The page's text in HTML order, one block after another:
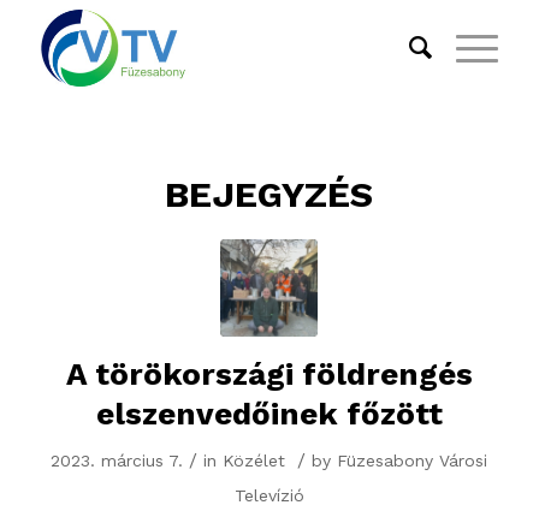
BEJEGYZÉS
A törökországi földrengés
elszenvedőinek főzött
2023. március 7. / in Közélet / by Füzesabony Városi
Televízió